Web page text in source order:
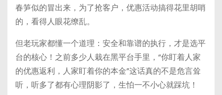
春笋似的冒出来，为了抢客户，优惠活动搞得花里胡哨
的，看得人眼花缭乱。
但老玩家都懂一个道理：安全和靠谱的执行，才是选平
台的核心！之前多少人栽在黑平台手里，“你盯着人家
的优惠返利，人家盯着你的本金”这话真的不是危言耸
听，听多了都有心理阴影了，生怕一不小心就踩坑！